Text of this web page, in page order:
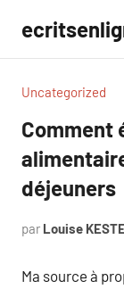
contenu
Uncategorized
Comment
déjeuners
par Louise
Ma source à